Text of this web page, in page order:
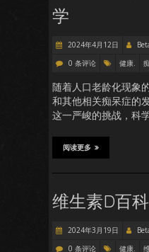
学
2024年4月12日
0 条评论
健康.
随着人口老龄化现象
和其他相关痴呆症的
这一严峻的挑战，科
阅读更多
维生素D百科
2024年3月19日
0 条评论
健康.